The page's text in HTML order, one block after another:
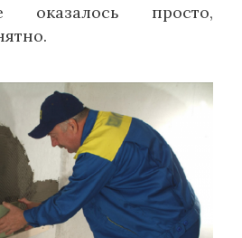
оказалось просто,